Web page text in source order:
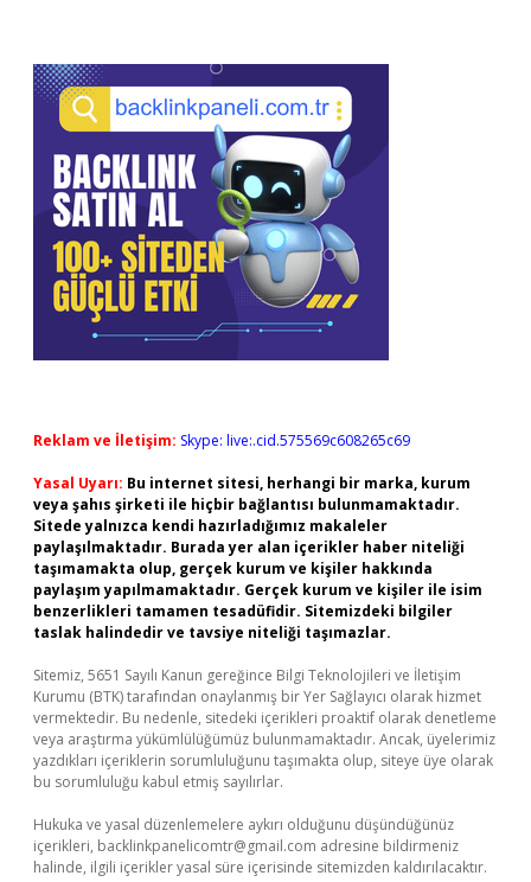
Reklam ve İletişim: Skype: live:.cid.575569c608265c69
Yasal Uyarı: Bu internet sitesi, herhangi bir marka, kurum
veya şahıs şirketi ile hiçbir bağlantısı bulunmamaktadır.
Sitede yalnızca kendi hazırladığımız makaleler
paylaşılmaktadır. Burada yer alan içerikler haber niteliği
taşımamakta olup, gerçek kurum ve kişiler hakkında
paylaşım yapılmamaktadır. Gerçek kurum ve kişiler ile isim
benzerlikleri tamamen tesadüfidir. Sitemizdeki bilgiler
taslak halindedir ve tavsiye niteliği taşımazlar.
Sitemiz, 5651 Sayılı Kanun gereğince Bilgi Teknolojileri ve İletişim
Kurumu (BTK) tarafından onaylanmış bir Yer Sağlayıcı olarak hizmet
vermektedir. Bu nedenle, sitedeki içerikleri proaktif olarak denetleme
veya araştırma yükümlülüğümüz bulunmamaktadır. Ancak, üyelerimiz
yazdıkları içeriklerin sorumluluğunu taşımakta olup, siteye üye olarak
bu sorumluluğu kabul etmiş sayılırlar.
Hukuka ve yasal düzenlemelere aykırı olduğunu düşündüğünüz
içerikleri, backlinkpanelicomtr@gmail.com adresine bildirmeniz
halinde, ilgili içerikler yasal süre içerisinde sitemizden kaldırılacaktır.